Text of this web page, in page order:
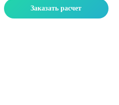
Заказать расчет